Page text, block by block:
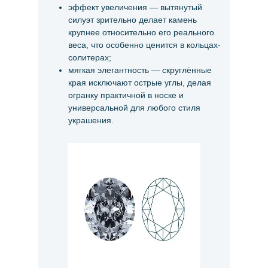
эффект увеличения — вытянутый
силуэт зрительно делает камень
крупнее относительно его реального
веса, что особенно ценится в кольцах-
солитерах;
мягкая элегантность — скруглённые
края исключают острые углы, делая
огранку практичной в носке и
универсальной для любого стиля
украшения.